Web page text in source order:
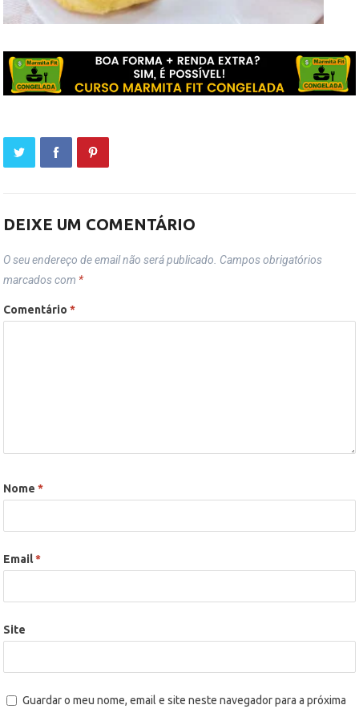
DEIXE UM COMENTÁRIO
O seu endereço de email não será publicado. Campos obrigatórios
marcados com *
Comentário*
Nome*
Email*
Site
Guardar o meu nome, email e site neste navegador para a próxima